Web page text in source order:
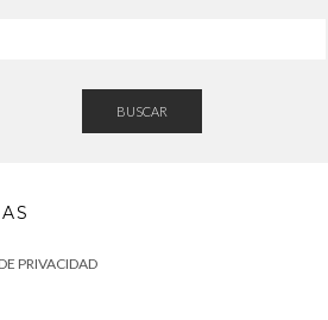
BUSCAR
PRIVACIDAD